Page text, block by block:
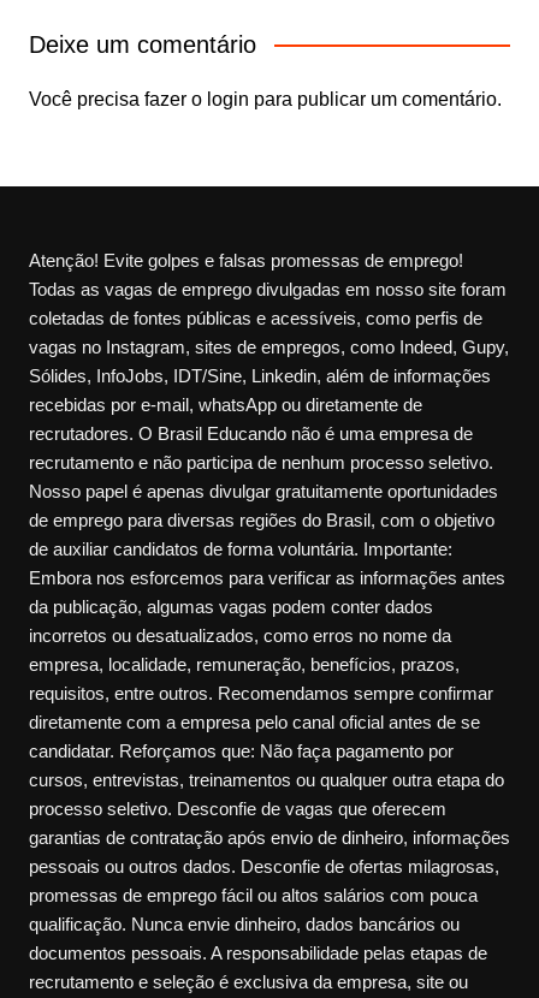
Deixe um comentário
Você precisa fazer o login para publicar um comentário.
Atenção! Evite golpes e falsas promessas de emprego!
Todas as vagas de emprego divulgadas em nosso site foram
coletadas de fontes públicas e acessíveis, como perfis de
vagas no Instagram, sites de empregos, como Indeed, Gupy,
Sólides, InfoJobs, IDT/Sine, Linkedin, além de informações
recebidas por e-mail, whatsApp ou diretamente de
recrutadores. O Brasil Educando não é uma empresa de
recrutamento e não participa de nenhum processo seletivo.
Nosso papel é apenas divulgar gratuitamente oportunidades
de emprego para diversas regiões do Brasil, com o objetivo
de auxiliar candidatos de forma voluntária. Importante:
Embora nos esforcemos para verificar as informações antes
da publicação, algumas vagas podem conter dados
incorretos ou desatualizados, como erros no nome da
empresa, localidade, remuneração, benefícios, prazos,
requisitos, entre outros. Recomendamos sempre confirmar
diretamente com a empresa pelo canal oficial antes de se
candidatar. Reforçamos que: Não faça pagamento por
cursos, entrevistas, treinamentos ou qualquer outra etapa do
processo seletivo. Desconfie de vagas que oferecem
garantias de contratação após envio de dinheiro, informações
pessoais ou outros dados. Desconfie de ofertas milagrosas,
promessas de emprego fácil ou altos salários com pouca
qualificação. Nunca envie dinheiro, dados bancários ou
documentos pessoais. A responsabilidade pelas etapas de
recrutamento e seleção é exclusiva da empresa, site ou